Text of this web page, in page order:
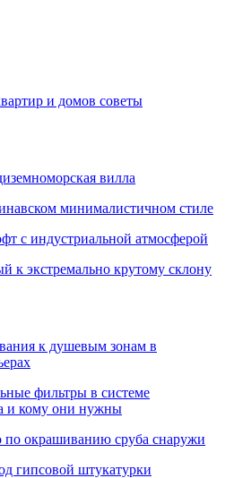
и домов советы
вилла
минималистичном стиле
с индустриальной атмосферой
к экстремально крутому склону
к душевым зонам в
фильтры в системе
и кому они нужны
по окрашиванию сруба снаружи
гипсовой штукатурки